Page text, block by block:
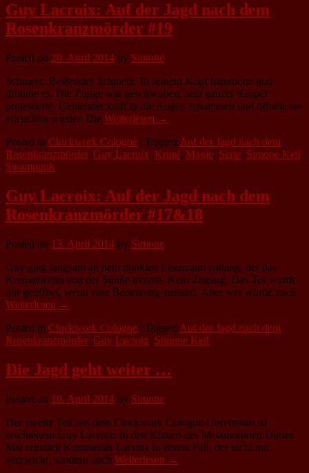
Guy Lacroix: Auf der Jagd nach dem
Rosenkranzmörder #19
Posted on 20. April 2014 by Simone
Schmerz. Beißender Schmerz. In seinem Kopf hämmerte und
dröhnte es. Die Zunge war geschwollen, sein ganzer Körper
protestierte. Geblendet kniff er die Augen zusammen und öffnete sie
vorsichtig wieder. Die Weiterlesen →
Posted in Clockwork Cologne | Tagged Auf der Jagd nach dem
Rosenkranzmörder, Guy Lacroix, Krimi, Magie, Serie, Simone Keil,
Steampunk
Guy Lacroix: Auf der Jagd nach dem
Rosenkranzmörder #17&18
Posted on 13. April 2014 by Simone
Guy ging langsam an dem dunklen Eisenzaun entlang, der das
Krematorium von der Straße trennte. Kein Zugang. Das Tor wurde
nur geöffnet, wenn eine Beisetzung anstand. Aber wer würde auch
Weiterlesen →
Posted in Clockwork Cologne | Tagged Auf der Jagd nach dem
Rosenkranzmörder, Guy Lacroix, Simone Keil
Die Jagd geht weiter …
Posted on 10. April 2014 by Simone
Der zweite Teil aus dem Clockwork Cologne-Universum ist
erschienen! Guy Lacroix: In den Klauen des Metamorphen Dieses
Mal ermittelt Kommissär Lacroix in einem Fall, der nicht nur
verzwickt, sondern auch Weiterlesen →